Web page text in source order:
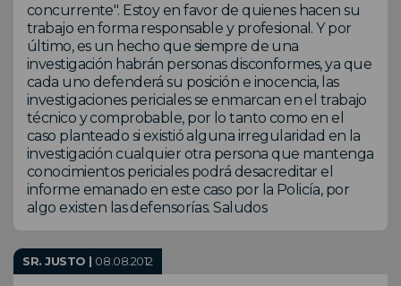
concurrente". Estoy en favor de quienes hacen su
trabajo en forma responsable y profesional. Y por
último, es un hecho que siempre de una
investigación habrán personas disconformes, ya que
cada uno defenderá su posición e inocencia, las
investigaciones periciales se enmarcan en el trabajo
técnico y comprobable, por lo tanto como en el
caso planteado si existió alguna irregularidad en la
investigación cualquier otra persona que mantenga
conocimientos periciales podrá desacreditar el
informe emanado en este caso por la Policía, por
algo existen las defensorías. Saludos
SR. JUSTO | 08.08.2012